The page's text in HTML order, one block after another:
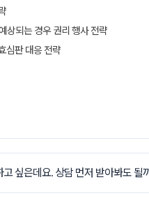
상되는 경우 권리 행사 전략
심판 대응 전략
싶은데요. 상담 먼저 받아봐도 될